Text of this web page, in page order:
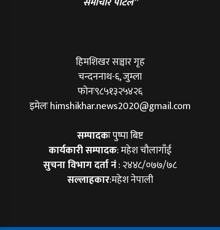
हिमशिखर सञ्चार गृह
चन्दननाथ-६, जुम्ला
फोनः९८५१३२५४२६
इमेलः himshikhar.news2020@gmail.com
सम्पादकःपुष्पा बिष्ट
कार्यकारी सम्पादक: महेश चौलागाँई
सुचना विभाग दर्ता नं: २४४८/०७७/७८
सल्लाहकार:महेश नेपाली